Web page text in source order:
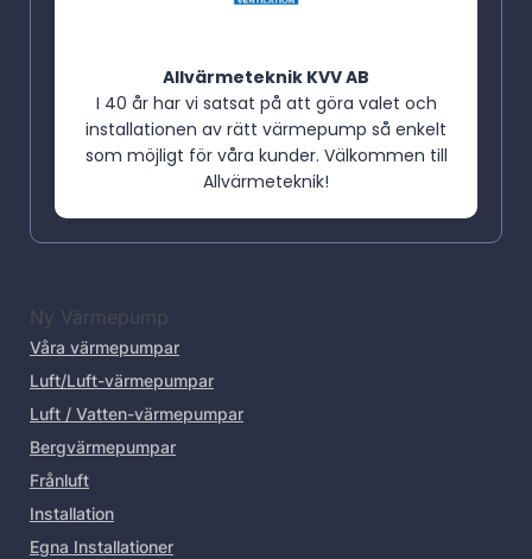
Allvärmeteknik KVV AB
I 40 år har vi satsat på att göra valet och
installationen av rätt värmepump så enkelt
som möjligt för våra kunder. Välkommen till
Allvärmeteknik!
Ny Värmepump
Våra värmepumpar
Luft/Luft-värmepumpar
Luft / Vatten-värmepumpar
Bergvärmepumpar
Frånluft
Installation
Egna Installationer